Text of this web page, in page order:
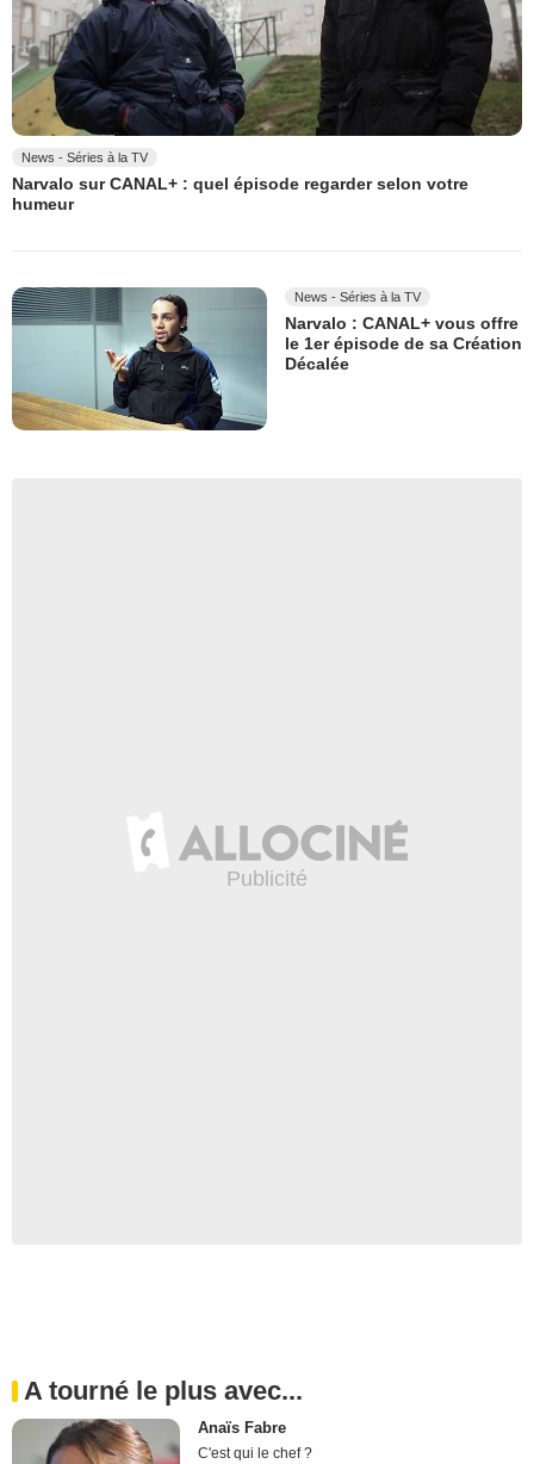
News - Séries à la TV
Narvalo sur CANAL+ : quel épisode regarder selon votre
humeur
News - Séries à la TV
Narvalo : CANAL+ vous offre
le 1er épisode de sa Création
Décalée
A tourné le plus avec...
Anaïs Fabre
C'est qui le chef ?